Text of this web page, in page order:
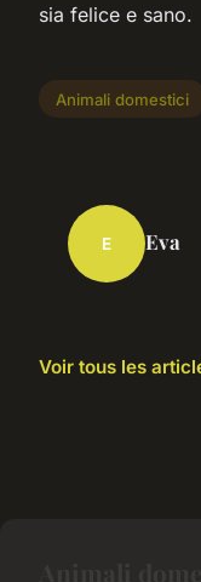
sia felice e sano.
Animali domestici
E Eva
Voir tous les